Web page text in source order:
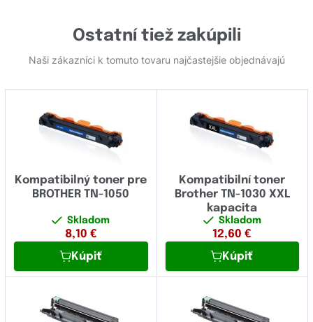
Ostatní tiež zakúpili
Naši zákazníci k tomuto tovaru najčastejšie objednávajú
Kompatibilný toner pre
BROTHER TN-1050
Skladom
8,10 €
Kúpiť
Kompatibilní toner
Brother TN-1030 XXL
kapacita
Skladom
12,60 €
Kúpiť